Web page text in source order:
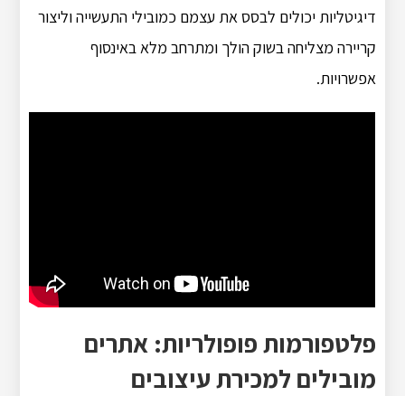
דיגיטליות יכולים לבסס את עצמם כמובילי התעשייה וליצור
קריירה מצליחה בשוק הולך ומתרחב מלא באינסוף
אפשרויות.
פלטפורמות פופולריות: אתרים
מובילים למכירת עיצובים